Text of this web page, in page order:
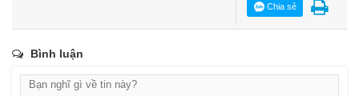
Chia sẻ
Bình luận